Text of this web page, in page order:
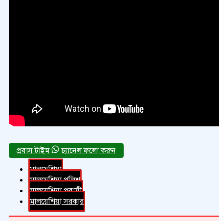
চ্যানেল ফলো করুন
মালয়েশিয়া
মালয়েশিয়া পুলিশ
মালয়েশিয়া প্রবাসী
মালয়েশিয়া সরকার